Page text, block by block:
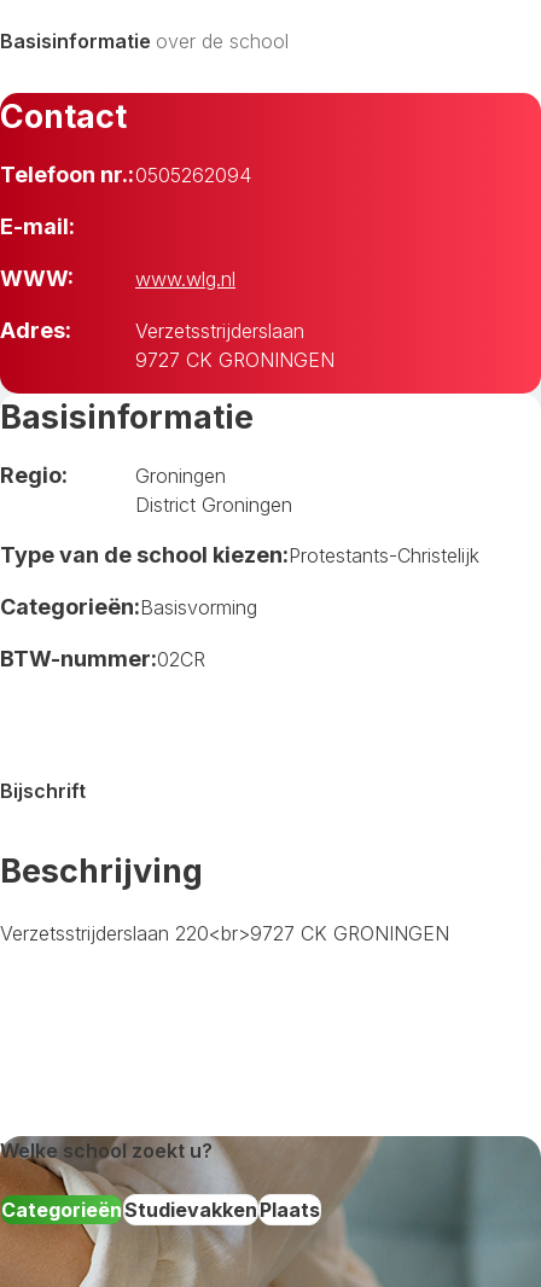
Basisinformatie over de school
Contact
Telefoon nr.:0505262094
E-mail:
WWW: www.wlg.nl
Adres:
Verzetsstrijderslaan
9727 CK GRONINGEN
Basisinformatie
Regio:
Groningen
District Groningen
Type van de school kiezen:Protestants-Christelijk
Categorieën:Basisvorming
BTW-nummer:02CR
Bijschrift
Beschrijving
Verzetsstrijderslaan 220<br>9727 CK GRONINGEN
Welke school zoekt u?
CategorieënStudievakkenPlaats